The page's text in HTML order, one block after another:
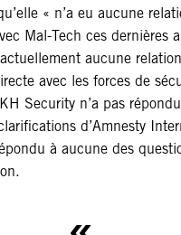
« n’a eu aucune
Mal-Tech ces dernières
actuellement aucune relation
avec les forces de
Security n’a pas
d’Amnesty
à aucune des